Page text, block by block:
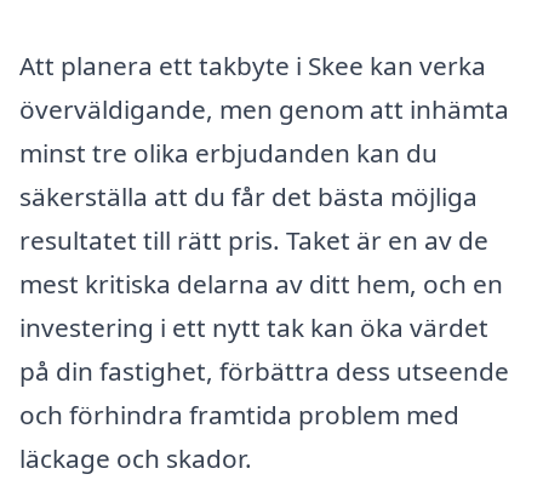
Att planera ett takbyte i Skee kan verka
överväldigande, men genom att inhämta
minst tre olika erbjudanden kan du
säkerställa att du får det bästa möjliga
resultatet till rätt pris. Taket är en av de
mest kritiska delarna av ditt hem, och en
investering i ett nytt tak kan öka värdet
på din fastighet, förbättra dess utseende
och förhindra framtida problem med
läckage och skador.